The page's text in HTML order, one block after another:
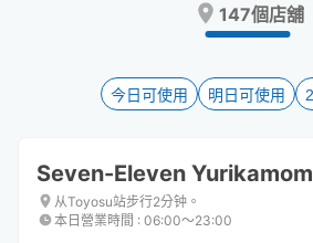
shortcuts
changing
dates.
question
to
get
shortcuts
for
changing
147個店舖
今日可使用 明日可使用
Seven-Eleven
从Toyosu站步行2分钟。
本日營業時間 : 06:00〜23:00